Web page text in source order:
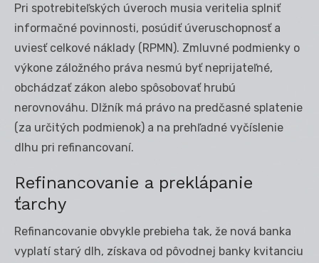
Pri spotrebiteľských úveroch musia veritelia splniť
informačné povinnosti, posúdiť úveruschopnosť a
uviesť celkové náklady (RPMN). Zmluvné podmienky o
výkone záložného práva nesmú byť neprijateľné,
obchádzať zákon alebo spôsobovať hrubú
nerovnováhu. Dlžník má právo na predčasné splatenie
(za určitých podmienok) a na prehľadné vyčíslenie
dlhu pri refinancovaní.
Refinancovanie a preklápanie
ťarchy
Refinancovanie obvykle prebieha tak, že nová banka
vyplatí starý dlh, získava od pôvodnej banky kvitanciu